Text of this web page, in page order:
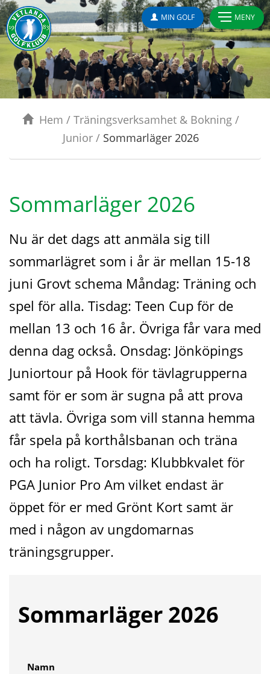
MIN GOLF MENY
Hem / Träningsverksamhet & Bokning /
Junior / Sommarläger 2026
Sommarläger 2026
Nu är det dags att anmäla sig till
sommarlägret som i år är mellan 15-18
juni Grovt schema Måndag: Träning och
spel för alla. Tisdag: Teen Cup för de
mellan 13 och 16 år. Övriga får vara med
denna dag också. Onsdag: Jönköpings
Juniortour på Hook för tävlagrupperna
samt för er som är sugna på att prova
att tävla. Övriga som vill stanna hemma
får spela på korthålsbanan och träna
och ha roligt. Torsdag: Klubbkvalet för
PGA Junior Pro Am vilket endast är
öppet för er med Grönt Kort samt är
med i någon av ungdomarnas
träningsgrupper.
Sommarläger 2026
Namn